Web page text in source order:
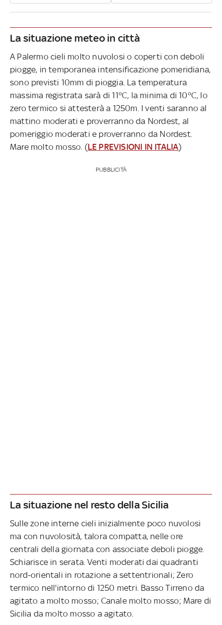
La situazione meteo in città
A Palermo cieli molto nuvolosi o coperti con deboli
piogge, in temporanea intensificazione pomeridiana,
sono previsti 10mm di pioggia. La temperatura
massima registrata sarà di 11°C, la minima di 10°C, lo
zero termico si attesterà a 1250m. I venti saranno al
mattino moderati e proverranno da Nordest, al
pomeriggio moderati e proverranno da Nordest.
Mare molto mosso. (LE PREVISIONI IN ITALIA)
PUBBLICITÀ
La situazione nel resto della Sicilia
Sulle zone interne cieli inizialmente poco nuvolosi
ma con nuvolosità, talora compatta, nelle ore
centrali della giornata con associate deboli piogge.
Schiarisce in serata. Venti moderati dai quadranti
nord-orientali in rotazione a settentrionali; Zero
termico nell'intorno di 1250 metri. Basso Tirreno da
agitato a molto mosso; Canale molto mosso; Mare di
Sicilia da molto mosso a agitato.